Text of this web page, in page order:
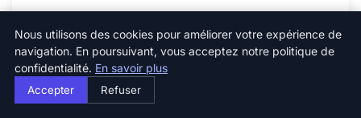
Nous utilisons des cookies pour améliorer votre expérience de
navigation. En poursuivant, vous acceptez notre politique de
confidentialité. En savoir plus
Accepter Refuser